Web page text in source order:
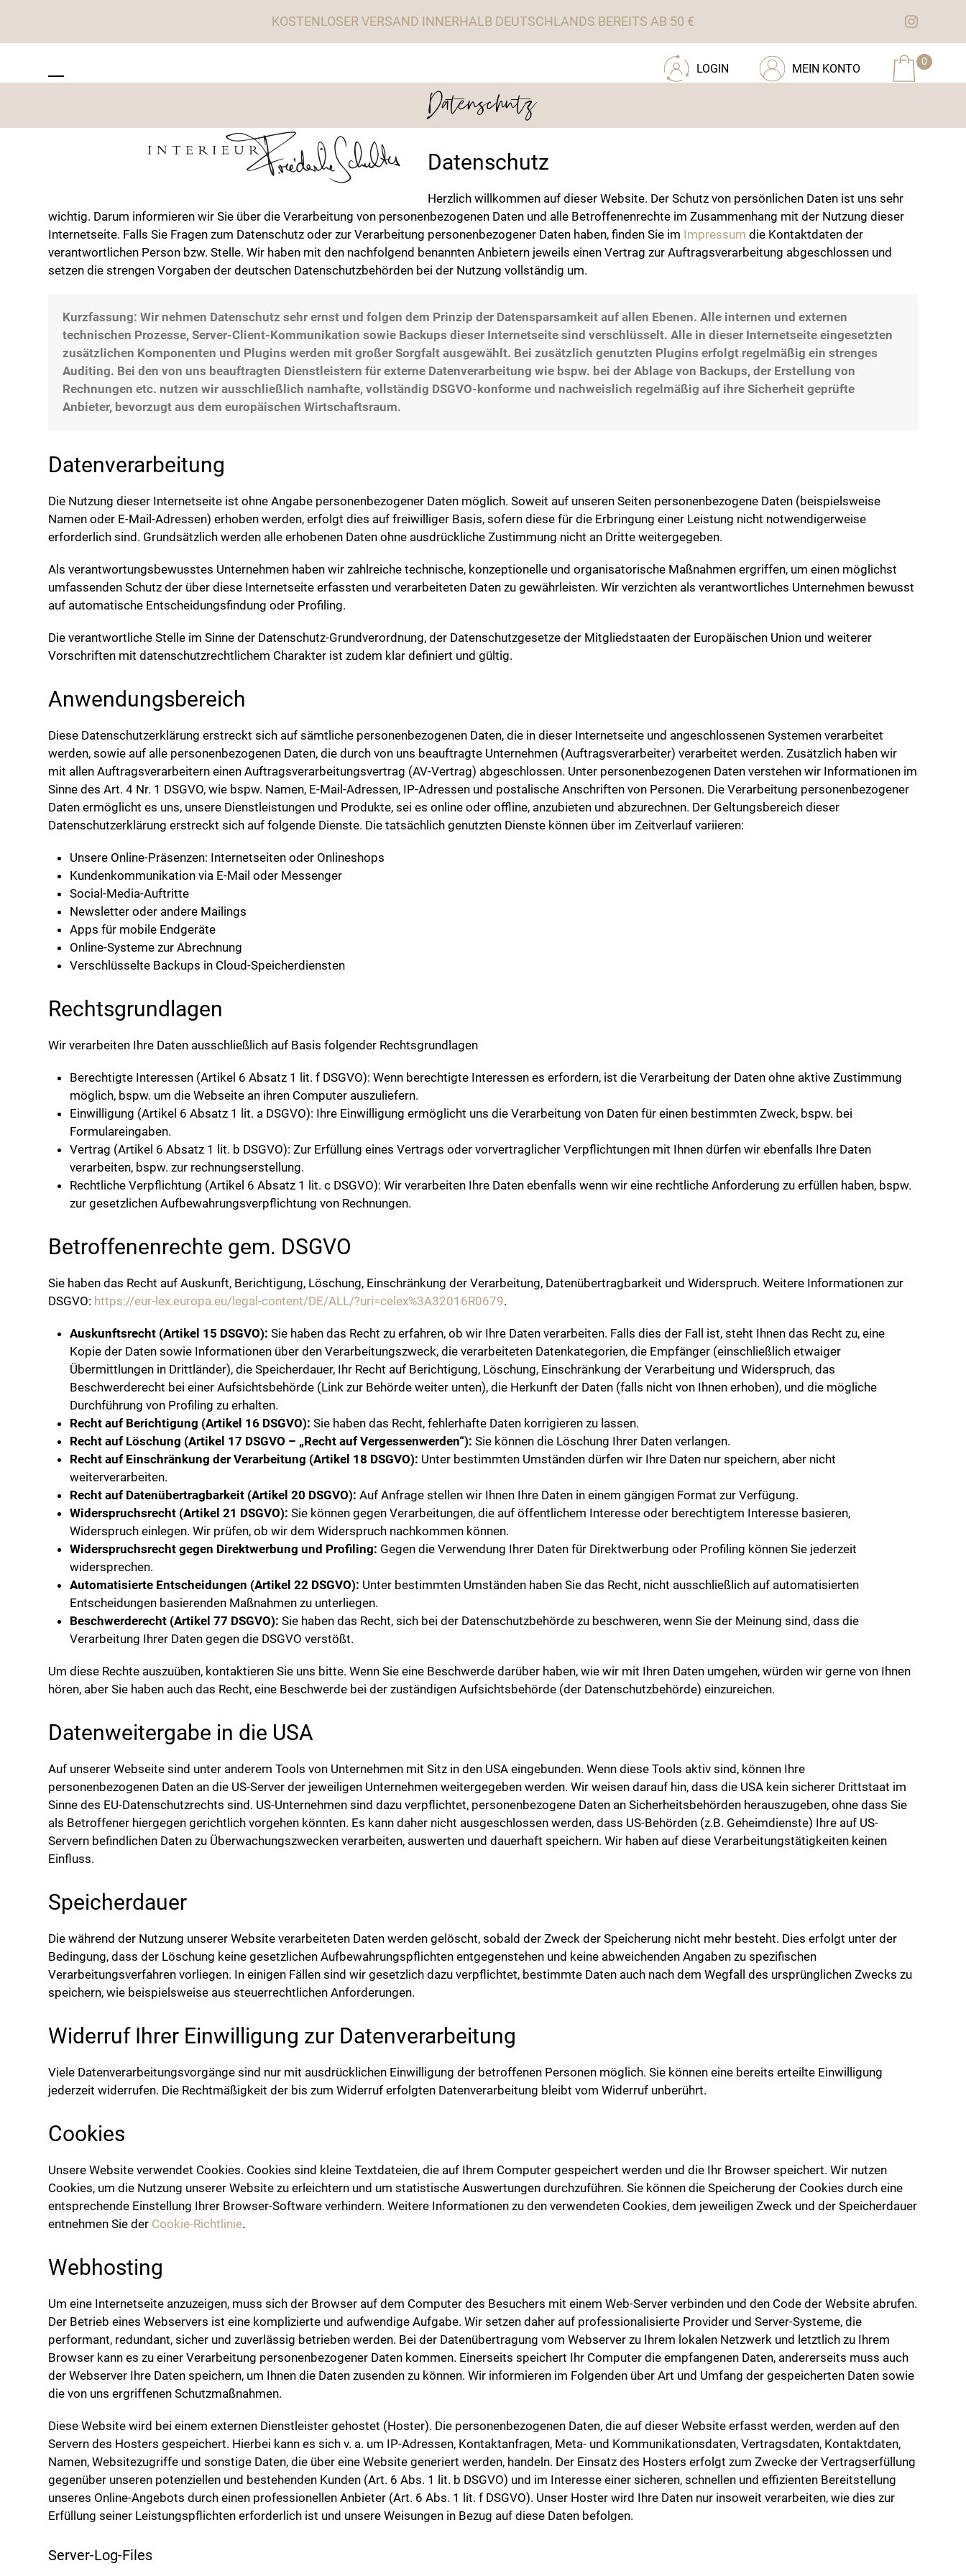
content
KOSTENLOSER VERSAND INNERHALB DEUTSCHLANDS BEREITS AB 50 €
0
MEIN KONTO
LOGIN
Datenschutz
Datenschutz
Herzlich willkommen auf dieser Website. Der Schutz von persönlichen Daten ist uns sehr
wichtig. Darum informieren wir Sie über die Verarbeitung von personenbezogenen Daten und alle Betroffenenrechte im Zusammenhang mit der Nutzung dieser
Internetseite. Falls Sie Fragen zum Datenschutz oder zur Verarbeitung personenbezogener Daten haben, finden Sie im Impressum die Kontaktdaten der
verantwortlichen Person bzw. Stelle. Wir haben mit den nachfolgend benannten Anbietern jeweils einen Vertrag zur Auftragsverarbeitung abgeschlossen und
setzen die strengen Vorgaben der deutschen Datenschutzbehörden bei der Nutzung vollständig um.
Kurzfassung: Wir nehmen Datenschutz sehr ernst und folgen dem Prinzip der Datensparsamkeit auf allen Ebenen. Alle internen und externen
technischen Prozesse, Server-Client-Kommunikation sowie Backups dieser Internetseite sind verschlüsselt. Alle in dieser Internetseite eingesetzten
zusätzlichen Komponenten und Plugins werden mit großer Sorgfalt ausgewählt. Bei zusätzlich genutzten Plugins erfolgt regelmäßig ein strenges
Auditing. Bei den von uns beauftragten Dienstleistern für externe Datenverarbeitung wie bspw. bei der Ablage von Backups, der Erstellung von
Rechnungen etc. nutzen wir ausschließlich namhafte, vollständig DSGVO-konforme und nachweislich regelmäßig auf ihre Sicherheit geprüfte
Anbieter, bevorzugt aus dem europäischen Wirtschaftsraum.
Datenverarbeitung
Die Nutzung dieser Internetseite ist ohne Angabe personenbezogener Daten möglich. Soweit auf unseren Seiten personenbezogene Daten (beispielsweise
Namen oder E-Mail-Adressen) erhoben werden, erfolgt dies auf freiwilliger Basis, sofern diese für die Erbringung einer Leistung nicht notwendigerweise
erforderlich sind. Grundsätzlich werden alle erhobenen Daten ohne ausdrückliche Zustimmung nicht an Dritte weitergegeben.
Als verantwortungsbewusstes Unternehmen haben wir zahlreiche technische, konzeptionelle und organisatorische Maßnahmen ergriffen, um einen möglichst
umfassenden Schutz der über diese Internetseite erfassten und verarbeiteten Daten zu gewährleisten. Wir verzichten als verantwortliches Unternehmen bewusst
auf automatische Entscheidungsfindung oder Profiling.
Die verantwortliche Stelle im Sinne der Datenschutz-Grundverordnung, der Datenschutzgesetze der Mitgliedstaaten der Europäischen Union und weiterer
Vorschriften mit datenschutzrechtlichem Charakter ist zudem klar definiert und gültig.
Anwendungsbereich
Diese Datenschutzerklärung erstreckt sich auf sämtliche personenbezogenen Daten, die in dieser Internetseite und angeschlossenen Systemen verarbeitet
werden, sowie auf alle personenbezogenen Daten, die durch von uns beauftragte Unternehmen (Auftragsverarbeiter) verarbeitet werden. Zusätzlich haben wir
mit allen Auftragsverarbeitern einen Auftragsverarbeitungsvertrag (AV-Vertrag) abgeschlossen. Unter personenbezogenen Daten verstehen wir Informationen im
Sinne des Art. 4 Nr. 1 DSGVO, wie bspw. Namen, E-Mail-Adressen, IP-Adressen und postalische Anschriften von Personen. Die Verarbeitung personenbezogener
Daten ermöglicht es uns, unsere Dienstleistungen und Produkte, sei es online oder offline, anzubieten und abzurechnen. Der Geltungsbereich dieser
Datenschutzerklärung erstreckt sich auf folgende Dienste. Die tatsächlich genutzten Dienste können über im Zeitverlauf variieren:
Unsere Online-Präsenzen: Internetseiten oder Onlineshops
Kundenkommunikation via E-Mail oder Messenger
Social-Media-Auftritte
Newsletter oder andere Mailings
Apps für mobile Endgeräte
Online-Systeme zur Abrechnung
Verschlüsselte Backups in Cloud-Speicherdiensten
Rechtsgrundlagen
Wir verarbeiten Ihre Daten ausschließlich auf Basis folgender Rechtsgrundlagen
Berechtigte Interessen (Artikel 6 Absatz 1 lit. f DSGVO): Wenn berechtigte Interessen es erfordern, ist die Verarbeitung der Daten ohne aktive Zustimmung
möglich, bspw. um die Webseite an ihren Computer auszuliefern.
Einwilligung (Artikel 6 Absatz 1 lit. a DSGVO): Ihre Einwilligung ermöglicht uns die Verarbeitung von Daten für einen bestimmten Zweck, bspw. bei
Formulareingaben.
Vertrag (Artikel 6 Absatz 1 lit. b DSGVO): Zur Erfüllung eines Vertrags oder vorvertraglicher Verpflichtungen mit Ihnen dürfen wir ebenfalls Ihre Daten
verarbeiten, bspw. zur rechnungserstellung.
Rechtliche Verpflichtung (Artikel 6 Absatz 1 lit. c DSGVO): Wir verarbeiten Ihre Daten ebenfalls wenn wir eine rechtliche Anforderung zu erfüllen haben, bspw.
zur gesetzlichen Aufbewahrungsverpflichtung von Rechnungen.
Betroffenenrechte gem. DSGVO
Sie haben das Recht auf Auskunft, Berichtigung, Löschung, Einschränkung der Verarbeitung, Datenübertragbarkeit und Widerspruch. Weitere Informationen zur
DSGVO: https://eur-lex.europa.eu/legal-content/DE/ALL/?uri=celex%3A32016R0679.
Auskunftsrecht (Artikel 15 DSGVO): Sie haben das Recht zu erfahren, ob wir Ihre Daten verarbeiten. Falls dies der Fall ist, steht Ihnen das Recht zu, eine
Kopie der Daten sowie Informationen über den Verarbeitungszweck, die verarbeiteten Datenkategorien, die Empfänger (einschließlich etwaiger
Übermittlungen in Drittländer), die Speicherdauer, Ihr Recht auf Berichtigung, Löschung, Einschränkung der Verarbeitung und Widerspruch, das
Beschwerderecht bei einer Aufsichtsbehörde (Link zur Behörde weiter unten), die Herkunft der Daten (falls nicht von Ihnen erhoben), und die mögliche
Durchführung von Profiling zu erhalten.
Recht auf Berichtigung (Artikel 16 DSGVO): Sie haben das Recht, fehlerhafte Daten korrigieren zu lassen.
Recht auf Löschung (Artikel 17 DSGVO – „Recht auf Vergessenwerden“): Sie können die Löschung Ihrer Daten verlangen.
Recht auf Einschränkung der Verarbeitung (Artikel 18 DSGVO): Unter bestimmten Umständen dürfen wir Ihre Daten nur speichern, aber nicht
weiterverarbeiten.
Recht auf Datenübertragbarkeit (Artikel 20 DSGVO): Auf Anfrage stellen wir Ihnen Ihre Daten in einem gängigen Format zur Verfügung.
Widerspruchsrecht (Artikel 21 DSGVO): Sie können gegen Verarbeitungen, die auf öffentlichem Interesse oder berechtigtem Interesse basieren,
Widerspruch einlegen. Wir prüfen, ob wir dem Widerspruch nachkommen können.
Widerspruchsrecht gegen Direktwerbung und Profiling: Gegen die Verwendung Ihrer Daten für Direktwerbung oder Profiling können Sie jederzeit
widersprechen.
Automatisierte Entscheidungen (Artikel 22 DSGVO): Unter bestimmten Umständen haben Sie das Recht, nicht ausschließlich auf automatisierten
Entscheidungen basierenden Maßnahmen zu unterliegen.
Beschwerderecht (Artikel 77 DSGVO): Sie haben das Recht, sich bei der Datenschutzbehörde zu beschweren, wenn Sie der Meinung sind, dass die
Verarbeitung Ihrer Daten gegen die DSGVO verstößt.
Um diese Rechte auszuüben, kontaktieren Sie uns bitte. Wenn Sie eine Beschwerde darüber haben, wie wir mit Ihren Daten umgehen, würden wir gerne von Ihnen
hören, aber Sie haben auch das Recht, eine Beschwerde bei der zuständigen Aufsichtsbehörde (der Datenschutzbehörde) einzureichen.
Datenweitergabe in die USA
Auf unserer Webseite sind unter anderem Tools von Unternehmen mit Sitz in den USA eingebunden. Wenn diese Tools aktiv sind, können Ihre
personenbezogenen Daten an die US-Server der jeweiligen Unternehmen weitergegeben werden. Wir weisen darauf hin, dass die USA kein sicherer Drittstaat im
Sinne des EU-Datenschutzrechts sind. US-Unternehmen sind dazu verpflichtet, personenbezogene Daten an Sicherheitsbehörden herauszugeben, ohne dass Sie
als Betroffener hiergegen gerichtlich vorgehen könnten. Es kann daher nicht ausgeschlossen werden, dass US-Behörden (z.B. Geheimdienste) Ihre auf US-
Servern befindlichen Daten zu Überwachungszwecken verarbeiten, auswerten und dauerhaft speichern. Wir haben auf diese Verarbeitungstätigkeiten keinen
Einfluss.
Speicherdauer
Die während der Nutzung unserer Website verarbeiteten Daten werden gelöscht, sobald der Zweck der Speicherung nicht mehr besteht. Dies erfolgt unter der
Bedingung, dass der Löschung keine gesetzlichen Aufbewahrungspflichten entgegenstehen und keine abweichenden Angaben zu spezifischen
Verarbeitungsverfahren vorliegen. In einigen Fällen sind wir gesetzlich dazu verpflichtet, bestimmte Daten auch nach dem Wegfall des ursprünglichen Zwecks zu
speichern, wie beispielsweise aus steuerrechtlichen Anforderungen.
Widerruf Ihrer Einwilligung zur Datenverarbeitung
Viele Datenverarbeitungsvorgänge sind nur mit ausdrücklichen Einwilligung der betroffenen Personen möglich. Sie können eine bereits erteilte Einwilligung
jederzeit widerrufen. Die Rechtmäßigkeit der bis zum Widerruf erfolgten Datenverarbeitung bleibt vom Widerruf unberührt.
Cookies
Unsere Website verwendet Cookies. Cookies sind kleine Textdateien, die auf Ihrem Computer gespeichert werden und die Ihr Browser speichert. Wir nutzen
Cookies, um die Nutzung unserer Website zu erleichtern und um statistische Auswertungen durchzuführen. Sie können die Speicherung der Cookies durch eine
entsprechende Einstellung Ihrer Browser-Software verhindern. Weitere Informationen zu den verwendeten Cookies, dem jeweiligen Zweck und der Speicherdauer
entnehmen Sie der Cookie-Richtlinie.
Webhosting
Um eine Internetseite anzuzeigen, muss sich der Browser auf dem Computer des Besuchers mit einem Web-Server verbinden und den Code der Website abrufen.
Der Betrieb eines Webservers ist eine komplizierte und aufwendige Aufgabe. Wir setzen daher auf professionalisierte Provider und Server-Systeme, die
performant, redundant, sicher und zuverlässig betrieben werden. Bei der Datenübertragung vom Webserver zu Ihrem lokalen Netzwerk und letztlich zu Ihrem
Browser kann es zu einer Verarbeitung personenbezogener Daten kommen. Einerseits speichert Ihr Computer die empfangenen Daten, andererseits muss auch
der Webserver Ihre Daten speichern, um Ihnen die Daten zusenden zu können. Wir informieren im Folgenden über Art und Umfang der gespeicherten Daten sowie
die von uns ergriffenen Schutzmaßnahmen.
Diese Website wird bei einem externen Dienstleister gehostet (Hoster). Die personenbezogenen Daten, die auf dieser Website erfasst werden, werden auf den
Servern des Hosters gespeichert. Hierbei kann es sich v. a. um IP-Adressen, Kontaktanfragen, Meta- und Kommunikationsdaten, Vertragsdaten, Kontaktdaten,
Namen, Websitezugriffe und sonstige Daten, die über eine Website generiert werden, handeln. Der Einsatz des Hosters erfolgt zum Zwecke der Vertragserfüllung
gegenüber unseren potenziellen und bestehenden Kunden (Art. 6 Abs. 1 lit. b DSGVO) und im Interesse einer sicheren, schnellen und effizienten Bereitstellung
unseres Online-Angebots durch einen professionellen Anbieter (Art. 6 Abs. 1 lit. f DSGVO). Unser Hoster wird Ihre Daten nur insoweit verarbeiten, wie dies zur
Erfüllung seiner Leistungspflichten erforderlich ist und unsere Weisungen in Bezug auf diese Daten befolgen.
Server-Log-Files